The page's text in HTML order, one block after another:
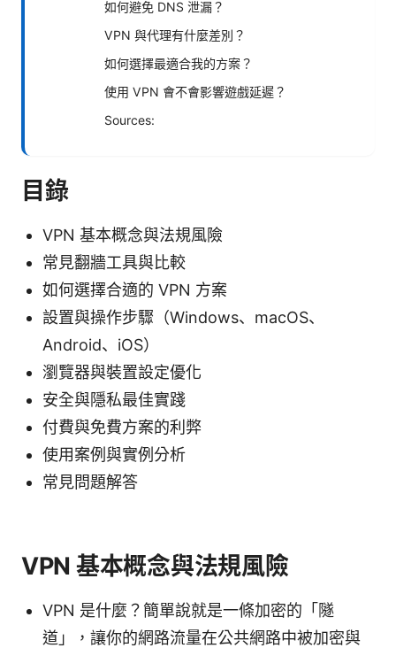
如何避免 DNS 泄漏？
VPN 與代理有什麼差別？
如何選擇最適合我的方案？
使用 VPN 會不會影響遊戲延遲？
Sources:
目錄
VPN 基本概念與法規風險
常見翻牆工具與比較
如何選擇合適的 VPN 方案
設置與操作步驟（Windows、macOS、
Android、iOS）
瀏覽器與裝置設定優化
安全與隱私最佳實踐
付費與免費方案的利弊
使用案例與實例分析
常見問題解答
VPN 基本概念與法規風險
VPN 是什麼？簡單說就是一條加密的「隧
道」，讓你的網路流量在公共網路中被加密與